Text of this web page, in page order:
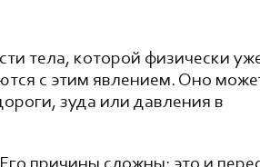
тела, которой физически
с этим явлением. Оно
зуда или давления в